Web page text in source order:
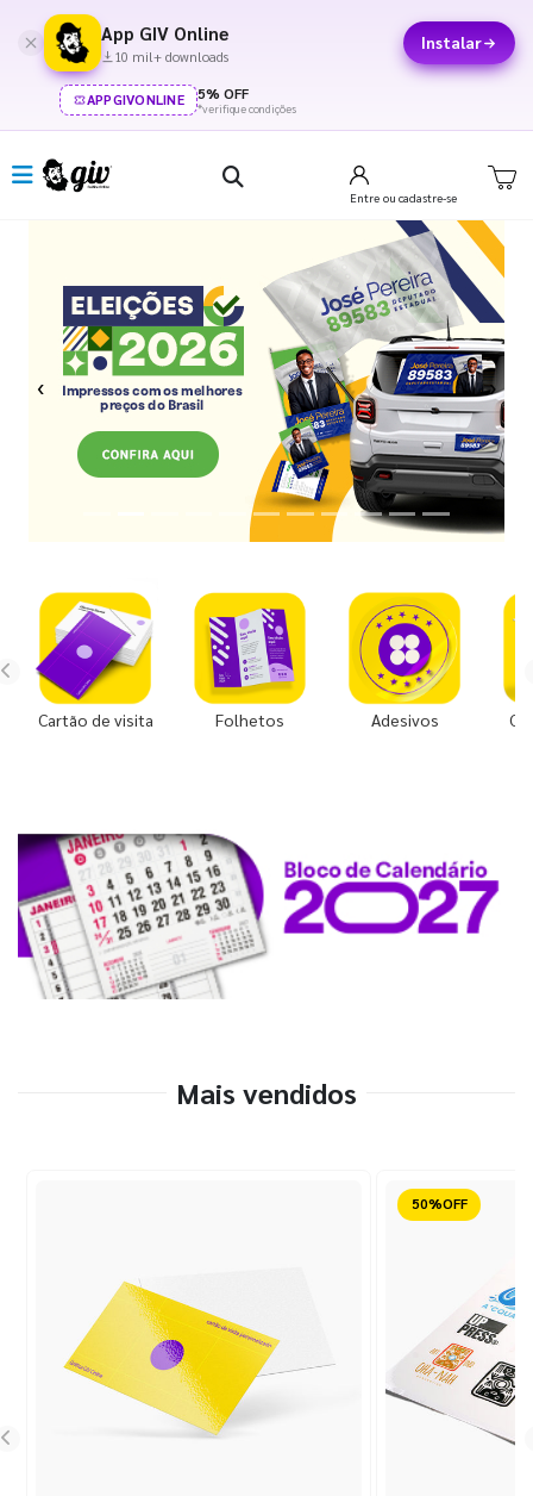
App GIV Online
10 mil+ downloads
Instalar
APPGIVONLINE 5% OFF
*verifique condições
Entre ou cadastre-se
Previous Next
Cartão de visita Folhetos Adesivos
Mais vendidos
Reduzido